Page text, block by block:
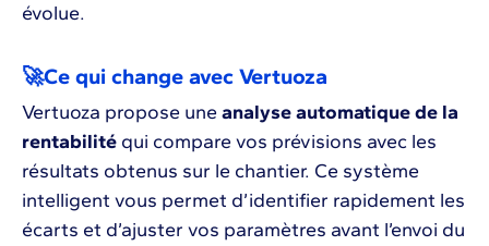
évolue.
🚀Ce qui change avec Vertuoza
Vertuoza propose une analyse automatique de la
rentabilité qui compare vos prévisions avec les
résultats obtenus sur le chantier. Ce système
intelligent vous permet d’identifier rapidement les
écarts et d’ajuster vos paramètres avant l’envoi du